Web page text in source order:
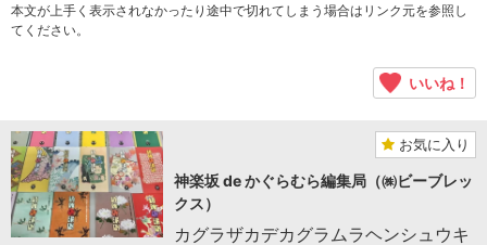
本文が上手く表示されなかったり途中で切れてしまう場合はリンク元を参照し
てください。
いいね！
お気に入り
神楽坂 de かぐらむら編集局（㈱ビーブレッ
クス）
カグラザカデカグラムラヘンシュウキ